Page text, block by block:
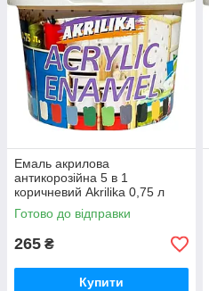
Емаль акрилова
антикорозійна 5 в 1
коричневий Akrilika 0,75 л
Готово до відправки
265 ₴
Купити